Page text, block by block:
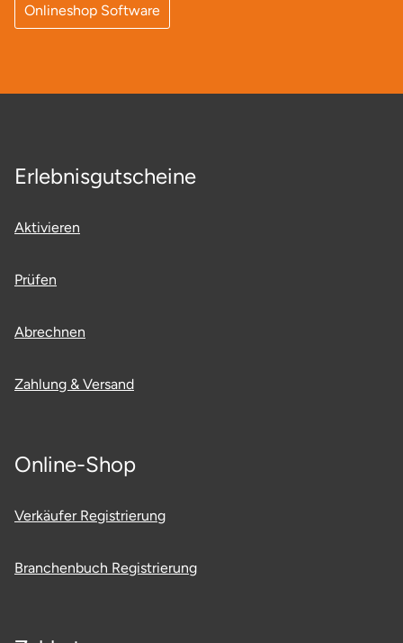
Onlineshop Software
Erlebnisgutscheine
Aktivieren
Prüfen
Abrechnen
Zahlung & Versand
Online-Shop
Verkäufer Registrierung
Branchenbuch Registrierung
Nordwestmecklenburg
Nürnberg
Odenwald
Oder-Spree
Oldenburg